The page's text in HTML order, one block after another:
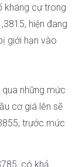
kháng cự trong
hiện đang
giới hạn vào
những mức
cơ giá lên sẽ
trước mức
có khả